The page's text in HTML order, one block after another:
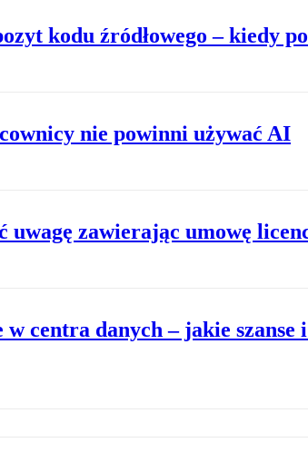
kodu źródłowego – kiedy
nie powinni używać AI
uwagę zawierając umowę
w centra danych – jakie szanse